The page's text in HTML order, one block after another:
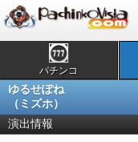
パチンコ
ゆるせぽね
（ミズホ）
演出情報